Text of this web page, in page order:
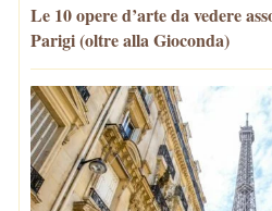
Le 10 opere d’arte da vedere
Parigi (oltre alla Gioconda)